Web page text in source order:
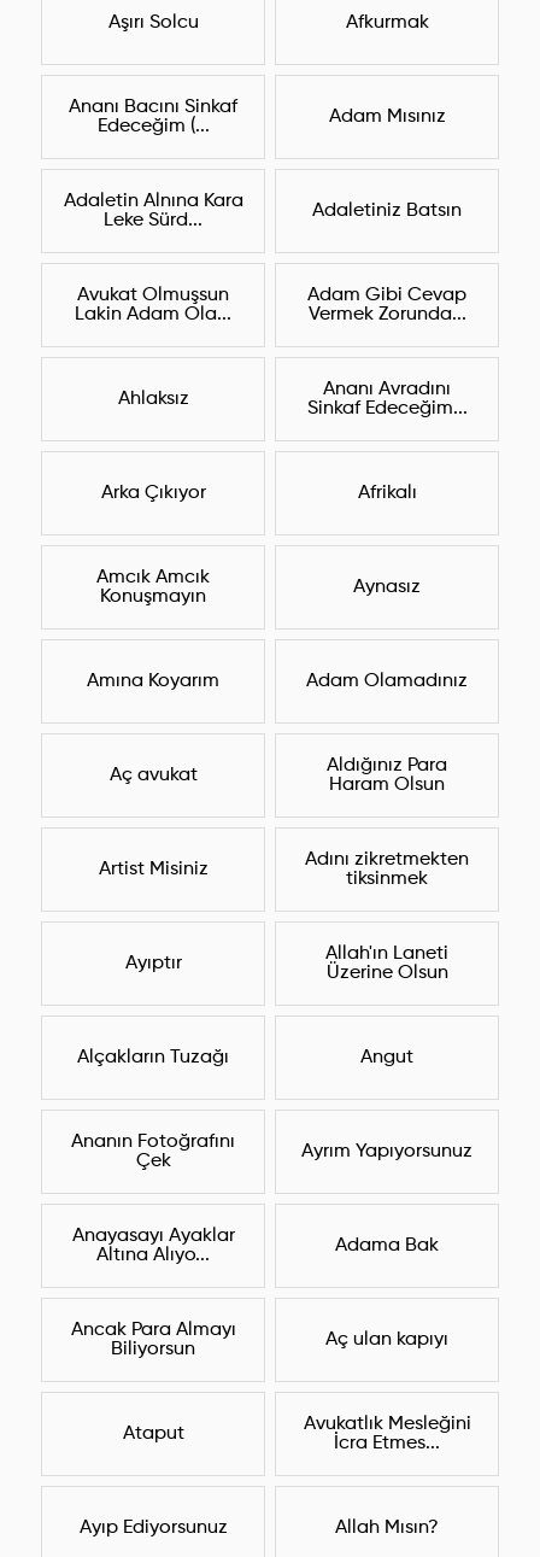
Aşırı Solcu Afkurmak
Ananı Bacını Sinkaf
Edeceğim (...
Adam Mısınız
Adaletin Alnına Kara
Leke Sürd...
Adaletiniz Batsın
Avukat Olmuşsun
Lakin Adam Ola...
Adam Gibi Cevap
Vermek Zorunda...
Ahlaksız
Ananı Avradını
Sinkaf Edeceğim...
Arka Çıkıyor Afrikalı
Amcık Amcık
Konuşmayın
Aynasız
Amına Koyarım Adam Olamadınız
Aç avukat
Aldığınız Para
Haram Olsun
Artist Misiniz
Adını zikretmekten
tiksinmek
Ayıptır
Allah'ın Laneti
Üzerine Olsun
Alçakların Tuzağı Angut
Ananın Fotoğrafını
Çek
Ayrım Yapıyorsunuz
Anayasayı Ayaklar
Altına Alıyo...
Adama Bak
Ancak Para Almayı
Biliyorsun
Aç ulan kapıyı
Ataput
Avukatlık Mesleğini
İcra Etmes...
Ayıp Ediyorsunuz Allah Mısın?